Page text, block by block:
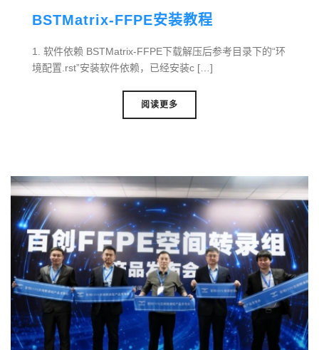
BSTMatrix-FFPE安装教程
1. 软件依赖 BSTMatrix-FFPE下载解压后参考目录下的“环
境配置.rst”安装软件依赖，已经安装c […]
阅读更多